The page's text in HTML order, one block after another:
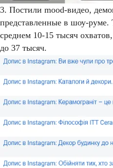
3. Постили mood-видео,
представленные в шоу-руме.
среднем 10-15 тысяч
до 37 тысяч.